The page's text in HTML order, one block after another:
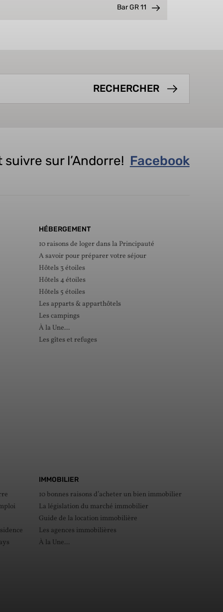
Bar GR 11
suivre sur l’Andorre! Facebook
HÉBERGEMENT
10 raisons de loger dans la Principauté
A savoir pour préparer votre séjour
Hôtels 3 étoiles
Hôtels 4 étoiles
Hôtels 5 étoiles
Les apparts & apparthôtels
Les campings
À la Une...
Les gîtes et refuges
IMMOBILIER
10 bonnes raisons d’acheter un bien immobilier
La législation du marché immobilier
Guide de la location immobilière
Les agences immobilières
À la Une...